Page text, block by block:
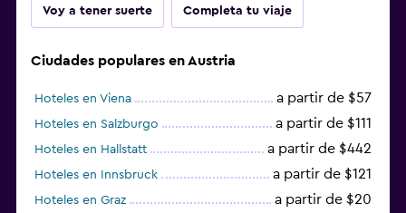
Voy a tener suerte Completa tu viaje
Ciudades populares en Austria
Hoteles en Viena a partir de $57
Hoteles en Salzburgo a partir de $111
Hoteles en Hallstatt a partir de $442
Hoteles en Innsbruck a partir de $121
Hoteles en Graz a partir de $20